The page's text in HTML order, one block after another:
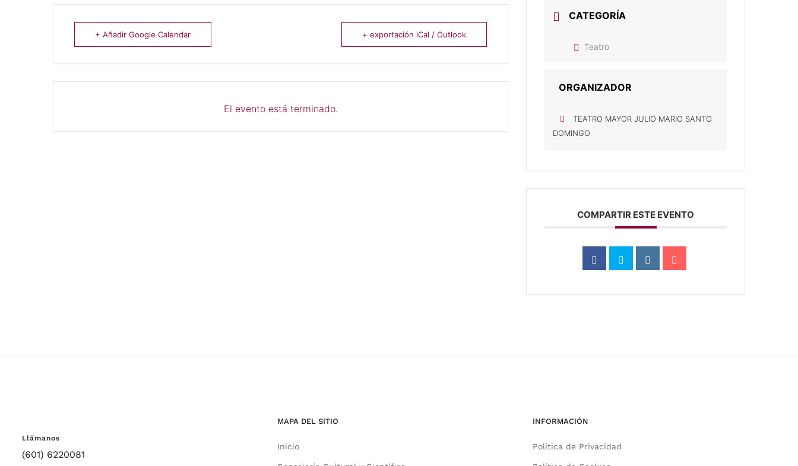
+ Añadir Google Calendar + exportación iCal / Outlook
El evento está terminado.
CATEGORÍA
Teatro
ORGANIZADOR
TEATRO MAYOR JULIO MARIO SANTO
DOMINGO
COMPARTIR ESTE EVENTO
Llámanos
(601) 6220081
MAPA DEL SITIO
Inicio
INFORMACIÓN
Política de Privacidad